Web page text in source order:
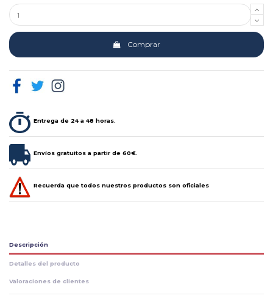
Comprar
Entrega de 24 a 48 horas.
Envíos gratuitos a partir de 60€.
Recuerda que todos nuestros productos son oficiales
Descripción
Detalles del producto
Valoraciones de clientes